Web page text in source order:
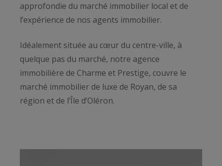
approfondie du marché immobilier local et de
l’expérience de nos agents immobilier.
Idéalement située au cœur du centre-ville, à
quelque pas du marché, notre agence
immobilière de Charme et Prestige, couvre le
marché immobilier de luxe de Royan, de sa
région et de l’Île d’Oléron.